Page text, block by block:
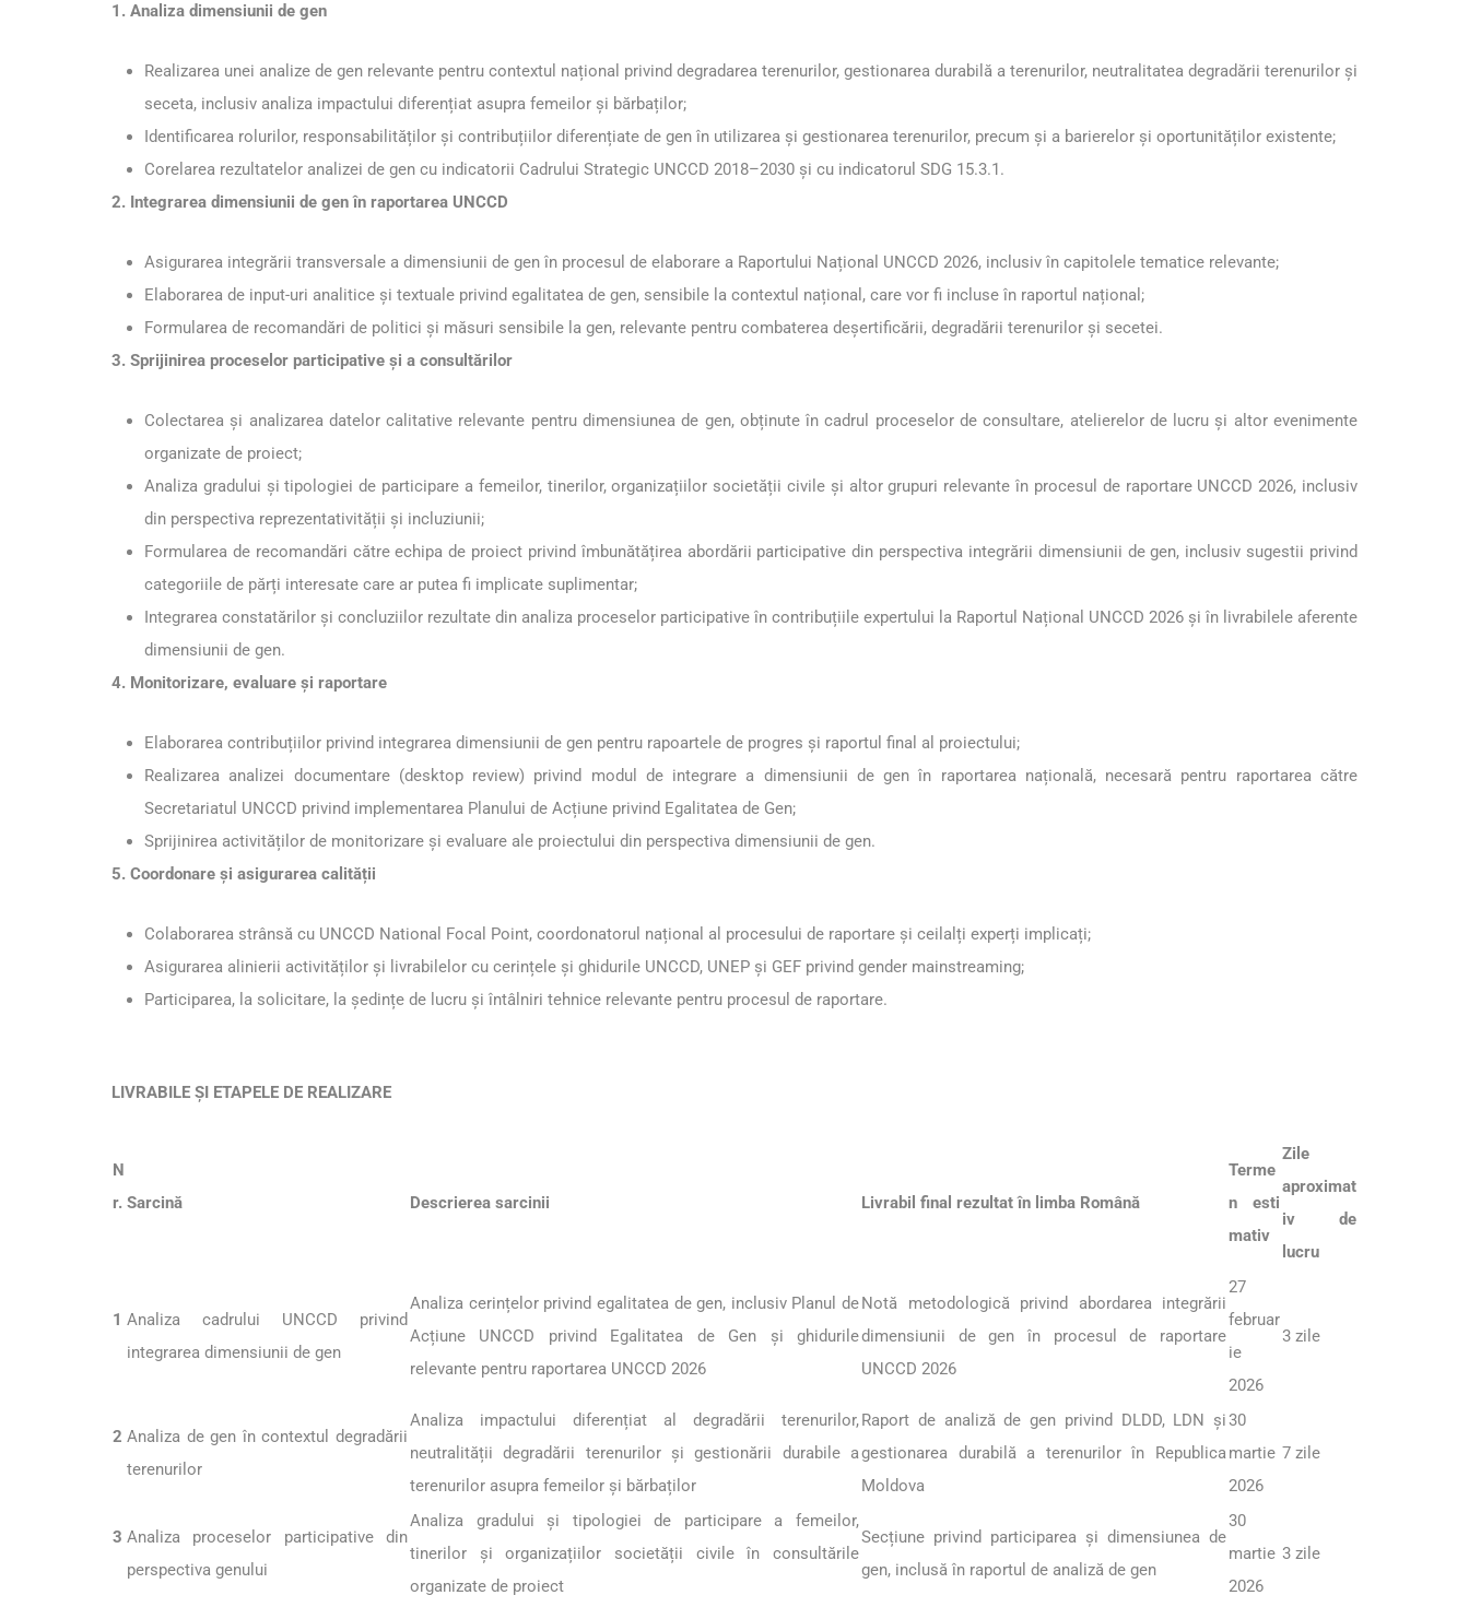
1. Analiza dimensiunii de gen
Realizarea unei analize de gen relevante pentru contextul național privind degradarea terenurilor, gestionarea durabilă a terenurilor, neutralitatea degradării terenurilor și
seceta, inclusiv analiza impactului diferențiat asupra femeilor și bărbaților;
Identificarea rolurilor, responsabilităților și contribuțiilor diferențiate de gen în utilizarea și gestionarea terenurilor, precum și a barierelor și oportunităților existente;
Corelarea rezultatelor analizei de gen cu indicatorii Cadrului Strategic UNCCD 2018–2030 și cu indicatorul SDG 15.3.1.
2. Integrarea dimensiunii de gen în raportarea UNCCD
Asigurarea integrării transversale a dimensiunii de gen în procesul de elaborare a Raportului Național UNCCD 2026, inclusiv în capitolele tematice relevante;
Elaborarea de input-uri analitice și textuale privind egalitatea de gen, sensibile la contextul național, care vor fi incluse în raportul național;
Formularea de recomandări de politici și măsuri sensibile la gen, relevante pentru combaterea deșertificării, degradării terenurilor și secetei.
3. Sprijinirea proceselor participative și a consultărilor
Colectarea și analizarea datelor calitative relevante pentru dimensiunea de gen, obținute în cadrul proceselor de consultare, atelierelor de lucru și altor evenimente
organizate de proiect;
Analiza gradului și tipologiei de participare a femeilor, tinerilor, organizațiilor societății civile și altor grupuri relevante în procesul de raportare UNCCD 2026, inclusiv
din perspectiva reprezentativității și incluziunii;
Formularea de recomandări către echipa de proiect privind îmbunătățirea abordării participative din perspectiva integrării dimensiunii de gen, inclusiv sugestii privind
categoriile de părți interesate care ar putea fi implicate suplimentar;
Integrarea constatărilor și concluziilor rezultate din analiza proceselor participative în contribuțiile expertului la Raportul Național UNCCD 2026 și în livrabilele aferente
dimensiunii de gen.
4. Monitorizare, evaluare și raportare
Elaborarea contribuțiilor privind integrarea dimensiunii de gen pentru rapoartele de progres și raportul final al proiectului;
Realizarea analizei documentare (desktop review) privind modul de integrare a dimensiunii de gen în raportarea națională, necesară pentru raportarea către
Secretariatul UNCCD privind implementarea Planului de Acțiune privind Egalitatea de Gen;
Sprijinirea activităților de monitorizare și evaluare ale proiectului din perspectiva dimensiunii de gen.
5. Coordonare și asigurarea calității
Colaborarea strânsă cu UNCCD National Focal Point, coordonatorul național al procesului de raportare și ceilalți experți implicați;
Asigurarea alinierii activităților și livrabilelor cu cerințele și ghidurile UNCCD, UNEP și GEF privind gender mainstreaming;
Participarea, la solicitare, la ședințe de lucru și întâlniri tehnice relevante pentru procesul de raportare.
LIVRABILE ȘI ETAPELE DE REALIZARE
N
r. Sarcină Descrierea sarcinii Livrabil final rezultat în limba Română
Terme
n esti
mativ
Zile
aproximat
iv de
lucru
1 Analiza cadrului UNCCD privind
integrarea dimensiunii de gen
Analiza cerințelor privind egalitatea de gen, inclusiv Planul de
Acțiune UNCCD privind Egalitatea de Gen și ghidurile
relevante pentru raportarea UNCCD 2026
Notă metodologică privind abordarea integrării
dimensiunii de gen în procesul de raportare
UNCCD 2026
27
februar
ie
2026
3 zile
2 Analiza de gen în contextul degradării
terenurilor
Analiza impactului diferențiat al degradării terenurilor,
neutralității degradării terenurilor și gestionării durabile a
terenurilor asupra femeilor și bărbaților
Raport de analiză de gen privind DLDD, LDN și
gestionarea durabilă a terenurilor în Republica
Moldova
30
martie
2026
7 zile
3 Analiza proceselor participative din
perspectiva genului
Analiza gradului și tipologiei de participare a femeilor,
tinerilor și organizațiilor societății civile în consultările
organizate de proiect
Secțiune privind participarea și dimensiunea de
gen, inclusă în raportul de analiză de gen
30
martie
2026
3 zile